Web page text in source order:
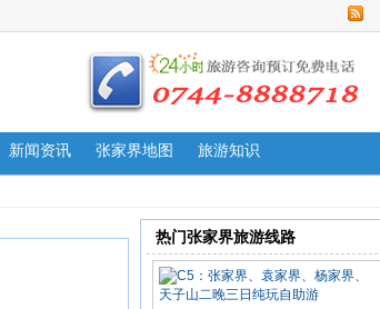
新闻资讯 张家界地图 旅游知识
热门张家界旅游线路